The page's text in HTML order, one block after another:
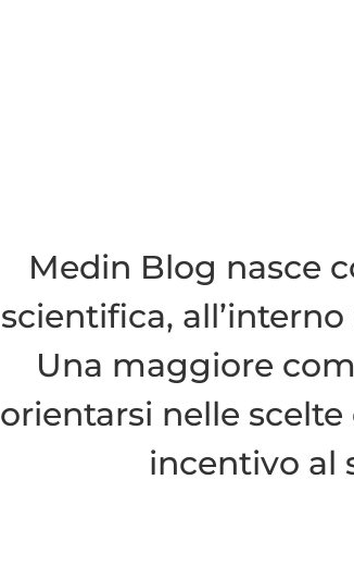
Medin Blog nasce
scientifica,
Una maggiore
orientarsi nelle
incentivo al